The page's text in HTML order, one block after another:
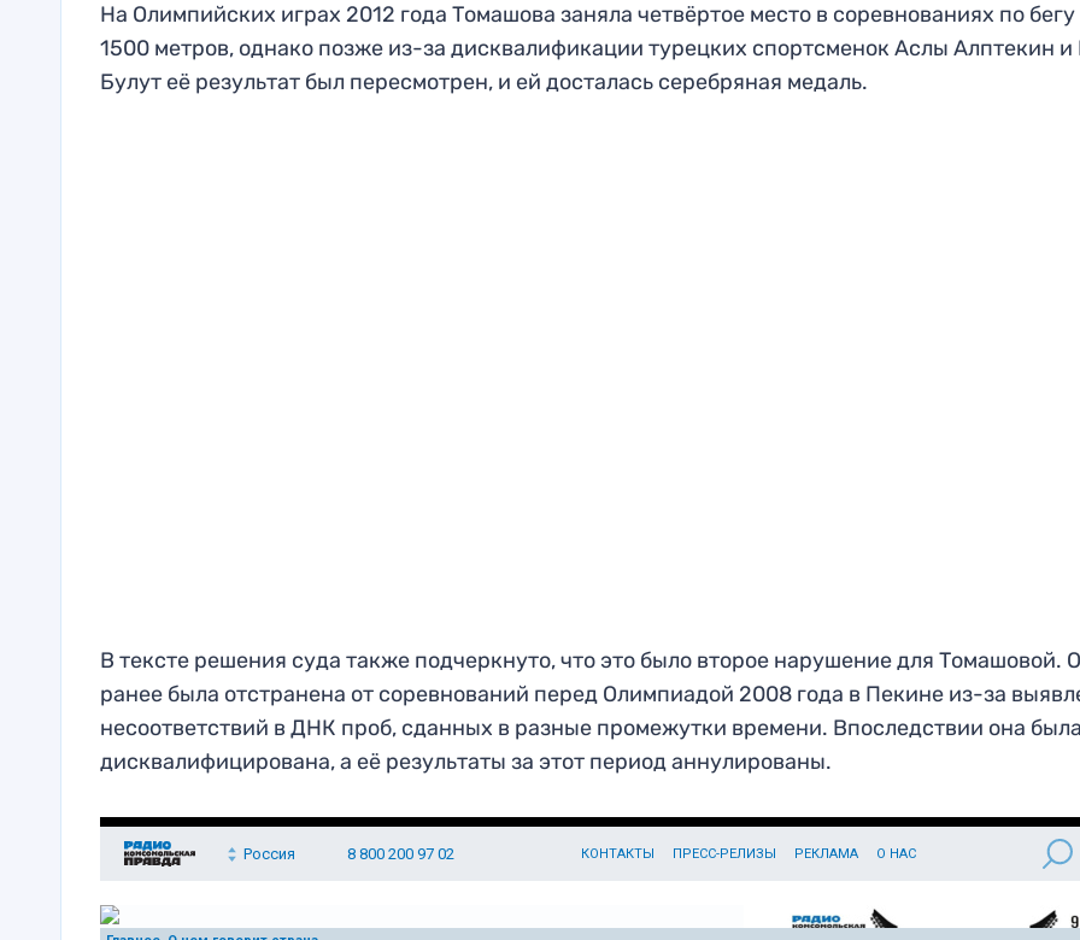
На Олимпийских играх 2012 года Томашова заняла четвёртое место в соревнованиях по бегу
1500 метров, однако позже из-за дисквалификации турецких спортсменок Аслы Алптекин и
Булут её результат был пересмотрен, и ей досталась серебряная медаль.
В тексте решения суда также подчеркнуто, что это было второе нарушение для Томашовой.
ранее была отстранена от соревнований перед Олимпиадой 2008 года в Пекине из-за
несоответствий в ДНК проб, сданных в разные промежутки времени. Впоследствии она была
дисквалифицирована, а её результаты за этот период аннулированы.